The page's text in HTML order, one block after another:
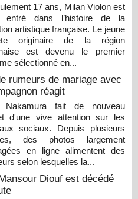
17 ans, Milan Violon est
entré dans l’histoire de la
artistique française. Le jeune
originaire de la région
est devenu le premier
sélectionné en...
rumeurs de mariage avec
réagit
Nakamura fait de nouveau
d'une vive attention sur les
sociaux. Depuis plusieurs
des photos largement
en ligne alimentent des
selon lesquelles la...
Diouf est décédé